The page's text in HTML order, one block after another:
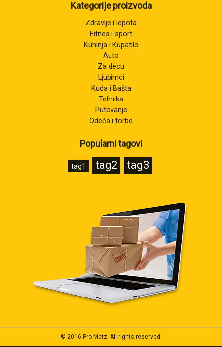
Kategorije proizvoda
Zdravlje i lepota
Fitnes i sport
Kuhinja i Kupatilo
Auto
Za decu
Ljubimci
Kuća i Bašta
Tehnika
Putovanje
Odeća i torbe
Popularni tagovi
tag1 tag2 tag3
© 2016 Pro Metz. All rights reserved.